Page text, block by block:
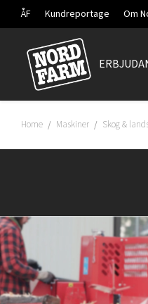
ÅF Kundreportage Om
Hoppa
Home / Maskiner / Skog &